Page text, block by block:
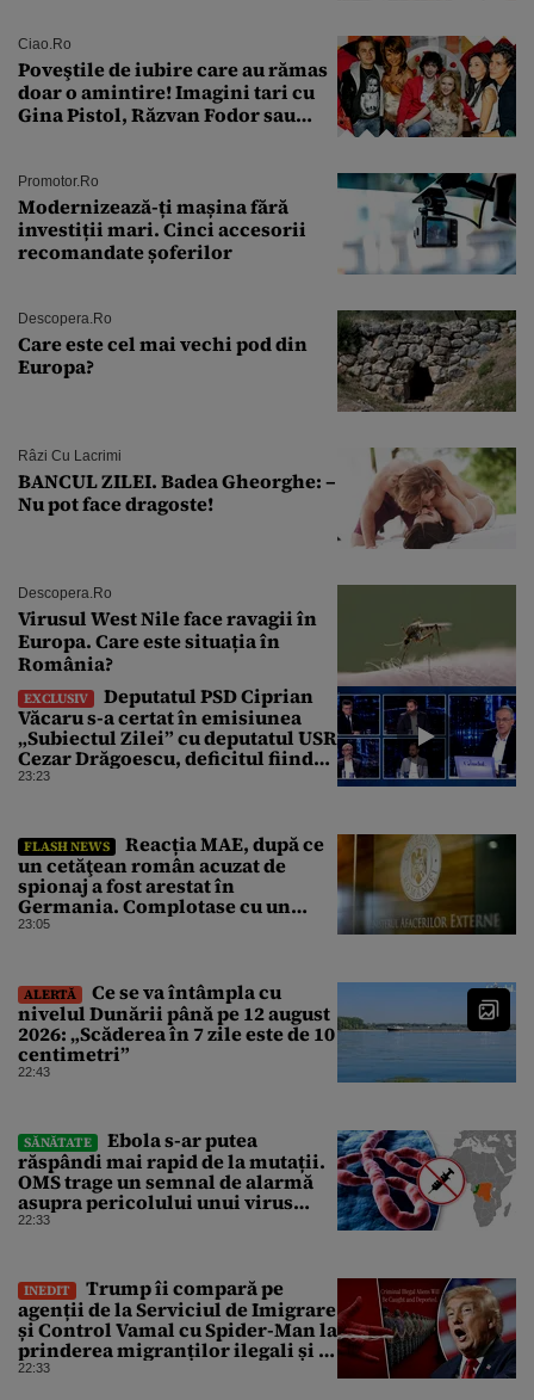
Ciao.ro
Poveştile de iubire care au rămas
doar o amintire! Imagini tari cu
Gina Pistol, Răzvan Fodor sau
Promotor.ro
Modernizează-ți mașina fără
investiții mari. Cinci accesorii
recomandate șoferilor
Descopera.ro
Care este cel mai vechi pod din
Europa?
Râzi Cu Lacrimi
BANCUL ZILEI. Badea Gheorghe: –
Nu pot face dragoste!
Descopera.ro
Virusul West Nile face ravagii în
Europa. Care este situația în
România?
EXCLUSIV
Deputatul PSD Ciprian
Văcaru s-a certat în emisiunea
„Subiectul Zilei” cu deputatul USR
Cezar Drăgoescu, deficitul fiind
motivul scandalului
23:23
FLASH NEWS
Reacția MAE, după ce
un cetăţean român acuzat de
spionaj a fost arestat în
Germania. Complotase cu un
ucrainean ca să asasineze un
23:05
ALERTĂ
Ce se va întâmpla cu
nivelul Dunării până pe 12 august
2026: „Scăderea în 7 zile este de 10
centimetri”
22:43
SĂNĂTATE
Ebola s-ar putea
răspândi mai rapid de la mutații.
OMS trage un semnal de alarmă
asupra pericolului unui virus
pentru care nu există vaccin
22:33
INEDIT
Trump îi compară pe
agenții de la Serviciul de Imigrare
și Control Vamal cu Spider-Man la
prinderea migranților ilegali și a
infractorilor
22:33